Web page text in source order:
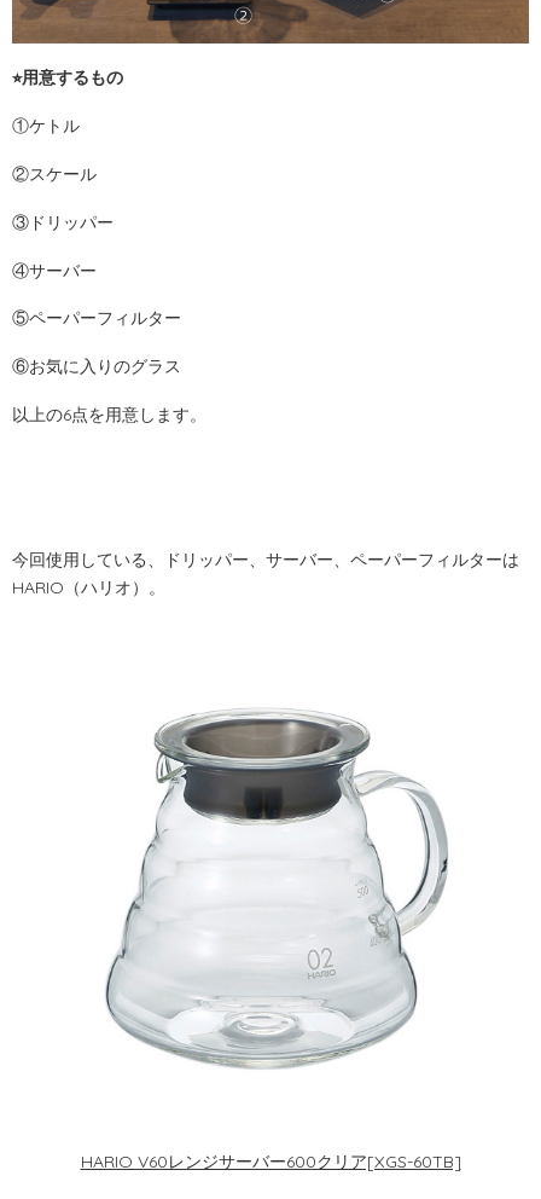
⭐︎用意するもの
①ケトル
②スケール
③ドリッパー
④サーバー
⑤ペーパーフィルター
⑥お気に入りのグラス
以上の6点を用意します。
今回使用している、ドリッパー、サーバー、ペーパーフィルターは
HARIO（ハリオ）。
HARIO V60レンジサーバー600クリア[XGS-60TB]